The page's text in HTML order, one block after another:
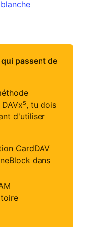
passent de
tu dois
d'utiliser
CardDAV
dans